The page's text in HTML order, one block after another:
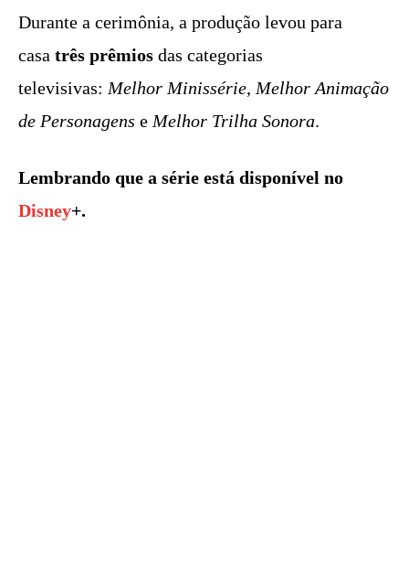
Durante a cerimônia, a produção levou para
casa três prêmios das categorias
televisivas:Melhor Minissérie,Melhor Animação
de Personagens eMelhor Trilha Sonora.
Lembrando que a série está disponível no
Disney+.